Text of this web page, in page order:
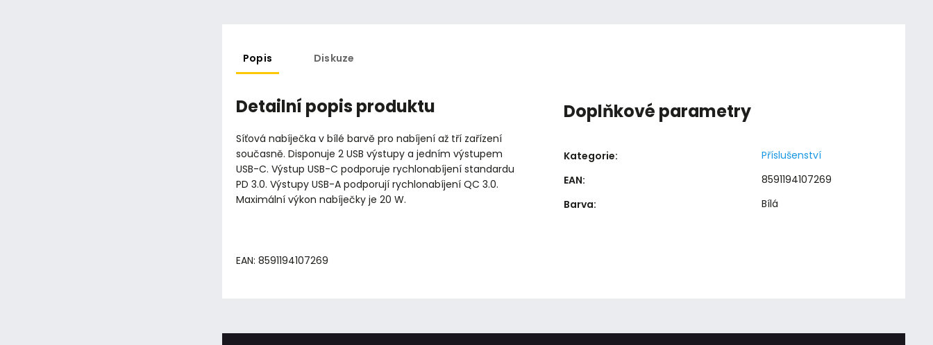
Popis Diskuze
Detailní popis produktu
Síťová nabíječka v bílé barvě pro nabíjení až tří zařízení
současně. Disponuje 2 USB výstupy a jedním výstupem
USB-C. Výstup USB-C podporuje rychlonabíjení standardu
PD 3.0. Výstupy USB-A podporují rychlonabíjení QC 3.0.
Maximální výkon nabíječky je 20 W.
EAN: 8591194107269
Doplňkové parametry
Kategorie:
Příslušenství
EAN:
8591194107269
Barva: Bílá